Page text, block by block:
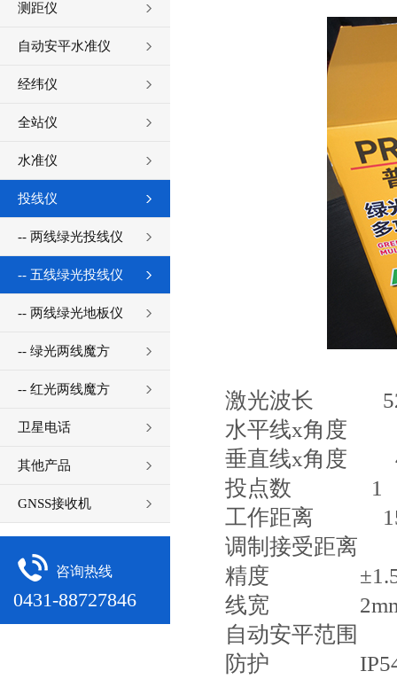
测距仪
自动安平水准仪
经纬仪
全站仪
水准仪
投线仪
-- 两线绿光投线仪
-- 五线绿光投线仪
-- 两线绿光地板仪
-- 绿光两线魔方
-- 红光两线魔方
卫星电话
其他产品
GNSS接收机
咨询热线
0431-88727846
激光波长
水平线x角度
垂直线x角度
投点数 1
工作距离
调制接受距离
精度
线宽
自动安平范围
防护